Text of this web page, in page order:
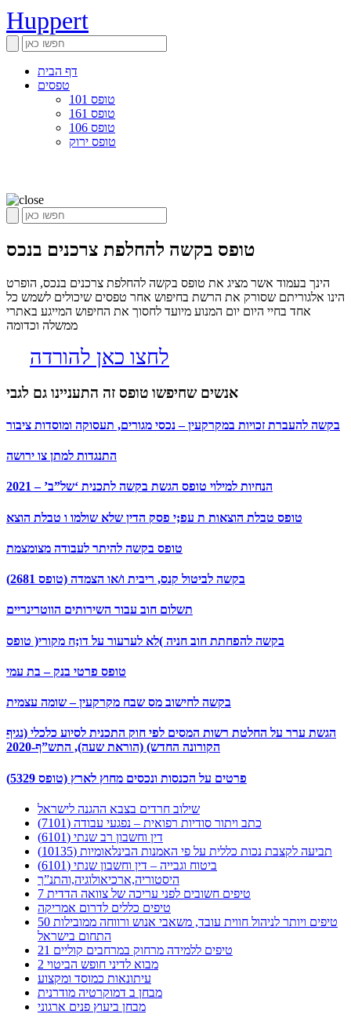
Huppert
דף הבית
טפסים
טופס 101
טופס 161
טופס 106
טופס ירוק
טופס בקשה להחלפת צרכנים בנכס
הינך בעמוד אשר מציג את טופס בקשה להחלפת צרכנים בנכס, הופרט
הינו אלגוריתם שסורק את הרשת בחיפוש אחר טפסים שיכולים לשמש כל
אחד בחיי היום יום המנוע מיועד לחסוך את החיפוש המייגע באתרי
ממשלה וכדומה
לחצו כאן להורדה
אנשים שחיפשו טופס זה התעניינו גם לגבי
בקשה להעברת זכויות במקרקעין – נכסי מגורים, תעסוקה ומוסדות ציבור
התנגדות למתן צו ירושה
הנחיות למילוי טופס הגשת בקשה לתכנית ‘של”ב’ – 2021
טופס טבלת הוצאות ת עפ;י פסק הדין שלא שולמו ו טבלת הוצא
טופס בקשה להיתר לעבודה מצומצמת
בקשה לביטול קנס, ריבית ו/או הצמדה (טופס 2681)
תשלום חוב עבור השירותים הווטרינריים
בקשה להפחתת חוב חניה )לא לערעור על דו;ח מקורי( טופס
טופס פרטי בנק – בת עמי
בקשה לחישוב מס שבח מקרקעין – שומה עצמית
הגשת ערר על החלטת רשות המסים לפי חוק התכנית לסיוע כלכלי (נגיף
הקורונה החדש) (הוראת שעה), התש”ף-2020
פרטים על הכנסות ונכסים מחוץ לארץ (טופס 5329)
שילוב חרדים בצבא ההגנה לישראל
כתב ויתור סודיות רפואית – נפגעי עבודה (7101)
דין וחשבון רב שנתי (6101)
תביעה לקצבת נכות כללית על פי האמנות הבינלאומיות (10135)
ביטוח וגבייה – דין וחשבון שנתי (6101)
היסטוריה,ארכיאולוגיה,והתנ”ך
7 טיפים חשובים לפני עריכה של צוואה הדדית
טיפים כללים לדרום אמריקה
50 טיפים ויותר לניהול חווית עובד, משאבי אנוש ורווחה ממובילות
התחום בישראל
21 טיפים ללמידה מרחוק במרחבים קוליים
מבוא לדיני חופש הביטוי 2
עיתונאות כמוסד ומקצוע
מבחן ב דמוקרטיה מודרנית
מבחן ביעוץ פנים ארגוני